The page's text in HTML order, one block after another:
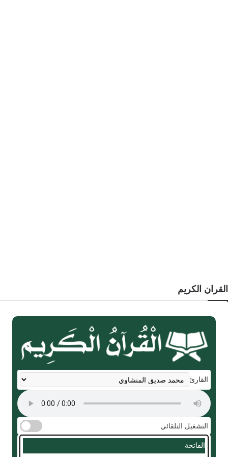
القران الكريم
القارئ
التشغيل التلقائي
الفاتحة